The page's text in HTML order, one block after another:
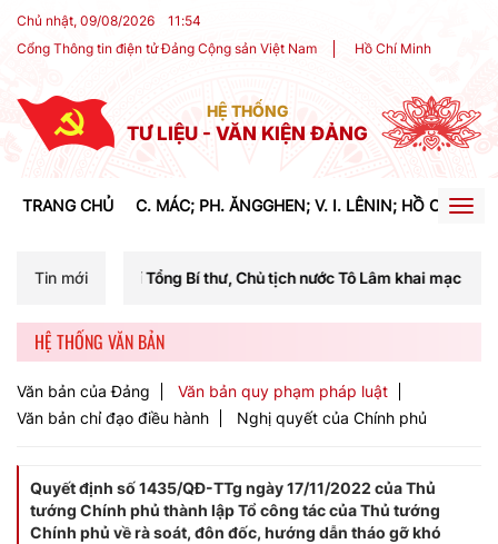
Chủ nhật, 09/08/2026 11 :54
Cổng Thông tin điện tử Đảng Cộng sản Việt Nam
Hồ Chí Minh
HỆ THỐNG
TƯ LIỆU - VĂN KIỆN ĐẢNG
TRANG CHỦ C. MÁC; PH. ĂNGGHEN; V. I. LÊNIN; HỒ CHÍ
Tin mới
Bí thư, Chủ tịch nước Tô Lâm khai mạc Hội nghị Trung ương
HỆ THỐNG VĂN BẢN
Văn bản của Đảng
Văn bản quy phạm pháp luật
Văn bản chỉ đạo điều hành
Nghị quyết của Chính phủ
Quyết định số 1435/QĐ-TTg ngày 17/11/2022 của Thủ
tướng Chính phủ thành lập Tổ công tác của Thủ tướng
Chính phủ về rà soát, đôn đốc, hướng dẫn tháo gỡ khó